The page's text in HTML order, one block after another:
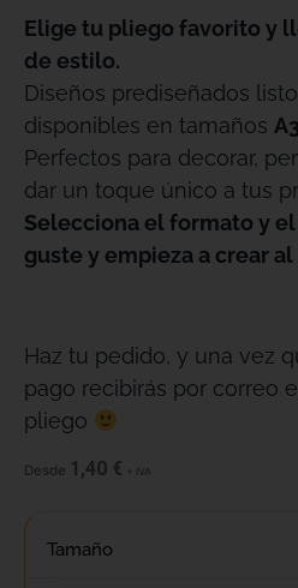
Elige tu pliego favorito y
de estilo.
Diseños prediseñados
disponibles en tamaños
Perfectos para decorar,
dar un toque único a tus
Selecciona el formato y
guste y empieza a crear
Haz tu pedido, y una vez
pago recibirás por correo
pliego
Desde 1,40 € + IVA
Tamaño